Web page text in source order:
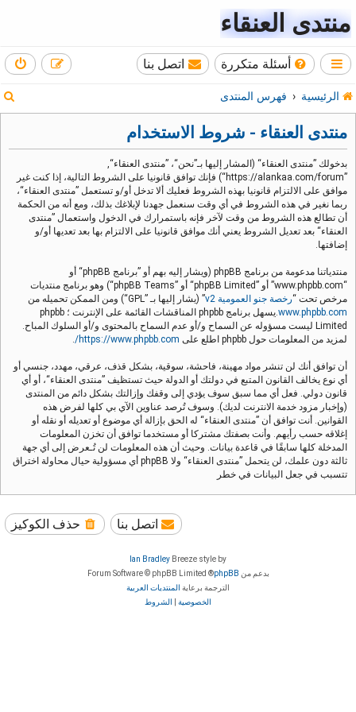
منتدى العنقاء
أسئلة متكررة اتصل بنا
الرئيسية فهرس المنتدى
منتدى العنقاء - شروط الاستخدام
بدخولك ”منتدى العنقاء“ (المشار إليها بـ”نحن“، ”منتدى العنقاء“,
”https://alankaa.com/forum“) فإنك توافق قانونيا على الشروط التالية، إذا كنت غير
موافق على الالتزام قانونيا بهذه الشروط فعليك ألا تدخل أو/و تستعمل ”منتدى العنقاء“،
ربما نغير في هذه الشروط في أي وقت سنعمل جهدنا لإبلاغك بذلك، ومع أنه من الحكمة
أن تطالع هذه الشروط من وقت لآخر فإنه باستمرارك في الدخول واستعمال ”منتدى
العنقاء“ بعد تعديل الشروط يعني أنك موافق قانونيا على الالتزام بها بعد تعديها أو/و
إضافتها.
منتدياتنا مدعومة من برنامج phpBB (ويشار إليه بهم أو ”برنامج phpBB“ أو
“www.phpbb.com” أو ”phpBB Limited“ أو ”phpBB Teams“) وهو برنامج منتديات
مرخص تحت “رخصة جنو العمومية v2
” (يشار إليها بـ ”GPL“) ومن الممكن تحميله من
www.phpbb.com
.يسهل برنامج phpbb المناقشات القائمة على الإنترنت ؛ phpbb
Limited ليست مسؤوله عن السماح و/أو عدم السماح بالمحتوى و/أو السلوك المباح.
لمزيد من المعلومات حول phpbb اطلع على
https://www.phpbb.com/
.
أن توافق أنك لن تنشر مواد مهينة، فاحشة، سوقية، بشكل قذف، عرقي، مهدد، جنسي أو
أي نوع يخالف القانون المتبع في دولتك أو الدولة حيث تستظيف ”منتدى العنقاء“، أو أي
قانون دولي. فعل أي مما سبق سوف يؤدي إلى وقفك وإزالتك بشكل دائم من المنتدى
(وإخبار مزود خدمة الانترنت لديك). وسوف تُرصد عناوين الآي بي كلها لفرض هذه
القوانين. أنت توافق أن ”منتدى العنقاء“ له الحق بإزالة أي موضوع أو تعديله أو نقله أو
إغلاقه حسب رأيهم. وأنت بصفتك مشتركا أو مستخدما توافق أن تخزن المعلومات
المدخلة كلها سابقًا في قاعدة بيانات. وحيث أن هذه المعلومات لن تُـعرض إلى أي جهة
ثالثة دون علمك، لن يتحمل ”منتدى العنقاء“ ولا phpBB أي مسؤولية حيال محاولة اختراق
تتسبب في جعل البيانات في خطر
حذف الكوكيز اتصل بنا
Breeze style by
Ian Bradley
بدعم من phpBB
® Forum Software © phpBB Limited
الترجمة برعاية المنتديات العربية
الخصوصية
الشروط